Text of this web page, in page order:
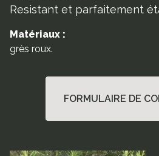
Resistant et parfaitement
Matériaux :
grès roux.
FORMULAIRE DE